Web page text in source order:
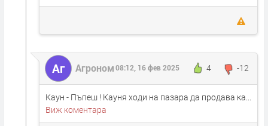
Аг Агроном 4 -12
08:12, 16 фев 2025
Каун - Пъпеш ! Кауня ходи на пазара да продава ка...
Виж коментара